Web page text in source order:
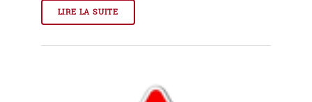
LIRE LA SUITE